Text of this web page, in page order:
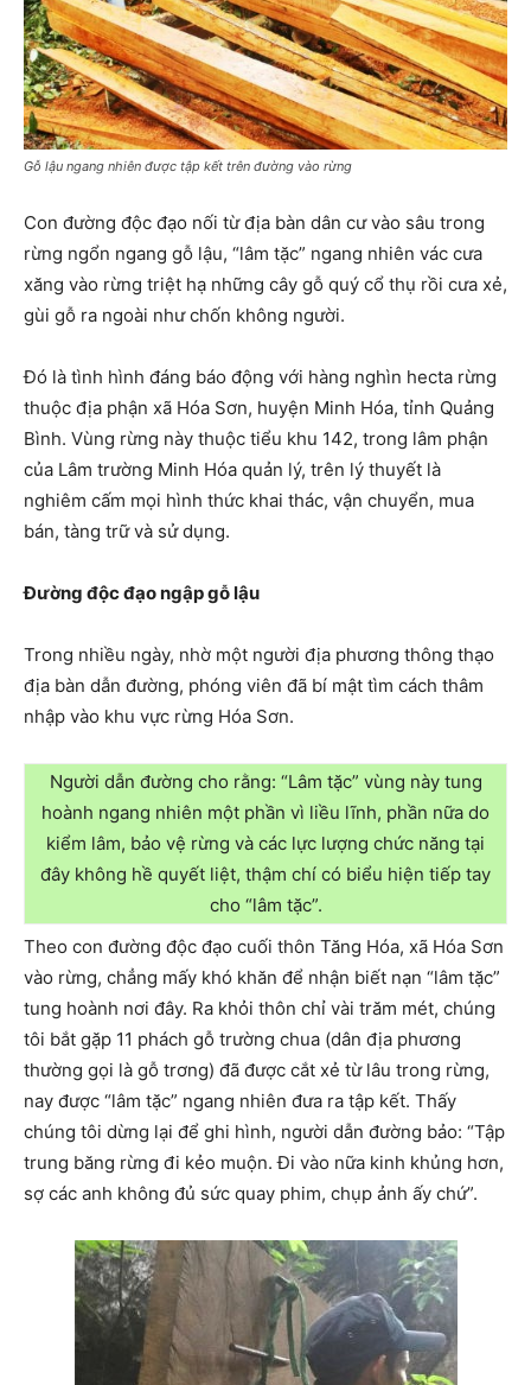
Gỗ lậu ngang nhiên được tập kết trên đường vào rừng
Con đường độc đạo nối từ địa bàn dân cư vào sâu trong
rừng ngổn ngang gỗ lậu, “lâm tặc” ngang nhiên vác cưa
xăng vào rừng triệt hạ những cây gỗ quý cổ thụ rồi cưa xẻ,
gùi gỗ ra ngoài như chốn không người.
Đó là tình hình đáng báo động với hàng nghìn hecta rừng
thuộc địa phận xã Hóa Sơn, huyện Minh Hóa, tỉnh Quảng
Bình. Vùng rừng này thuộc tiểu khu 142, trong lâm phận
của Lâm trường Minh Hóa quản lý, trên lý thuyết là
nghiêm cấm mọi hình thức khai thác, vận chuyển, mua
bán, tàng trữ và sử dụng.
Đường độc đạo ngập gỗ lậu
Trong nhiều ngày, nhờ một người địa phương thông thạo
địa bàn dẫn đường, phóng viên đã bí mật tìm cách thâm
nhập vào khu vực rừng Hóa Sơn.
Người dẫn đường cho rằng: “Lâm tặc” vùng này tung
hoành ngang nhiên một phần vì liều lĩnh, phần nữa do
kiểm lâm, bảo vệ rừng và các lực lượng chức năng tại
đây không hề quyết liệt, thậm chí có biểu hiện tiếp tay
cho “lâm tặc”.
Theo con đường độc đạo cuối thôn Tăng Hóa, xã Hóa Sơn
vào rừng, chẳng mấy khó khăn để nhận biết nạn “lâm tặc”
tung hoành nơi đây. Ra khỏi thôn chỉ vài trăm mét, chúng
tôi bắt gặp 11 phách gỗ trường chua (dân địa phương
thường gọi là gỗ trơng) đã được cắt xẻ từ lâu trong rừng,
nay được “lâm tặc” ngang nhiên đưa ra tập kết. Thấy
chúng tôi dừng lại để ghi hình, người dẫn đường bảo: “Tập
trung băng rừng đi kẻo muộn. Đi vào nữa kinh khủng hơn,
sợ các anh không đủ sức quay phim, chụp ảnh ấy chứ”.